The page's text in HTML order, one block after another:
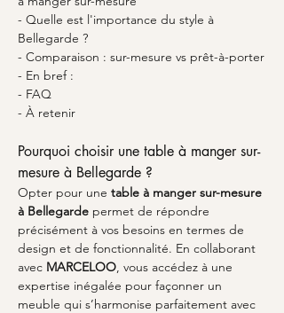
- Quelle est l'importance du style à
Bellegarde ?
- Comparaison : sur-mesure vs prêt-à-porter
- En bref :
- FAQ
- À retenir
Pourquoi choisir une table à manger sur-
mesure à Bellegarde ?
Opter pour une table à manger sur-mesure
à Bellegarde permet de répondre
précisément à vos besoins en termes de
design et de fonctionnalité. En collaborant
avec MARCELOO, vous accédez à une
expertise inégalée pour façonner un
meuble qui s’harmonise parfaitement avec